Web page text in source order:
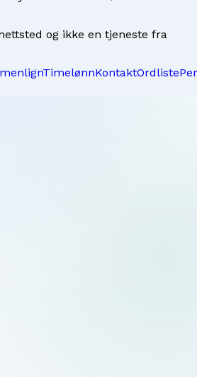
og ikke en tjeneste fra
TimelønnKontaktOrdliste